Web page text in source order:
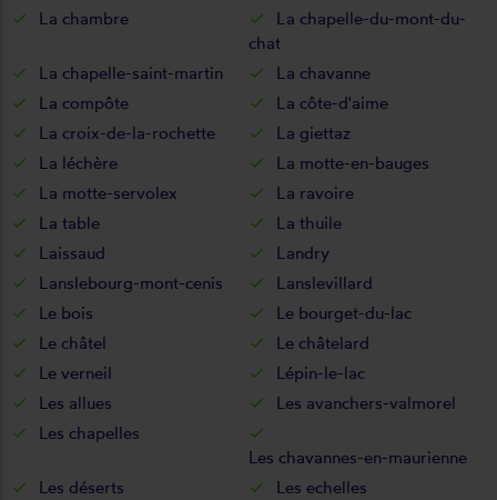
La chambre
La chapelle-du-mont-du-
chat
La chapelle-saint-martin
La chavanne
La compôte
La côte-d'aime
La croix-de-la-rochette
La giettaz
La léchère
La motte-en-bauges
La motte-servolex
La ravoire
La table
La thuile
Laissaud
Landry
Lanslebourg-mont-cenis
Lanslevillard
Le bois
Le bourget-du-lac
Le châtel
Le châtelard
Le verneil
Lépin-le-lac
Les allues
Les avanchers-valmorel
Les chapelles
Les chavannes-en-maurienne
Les déserts
Les echelles